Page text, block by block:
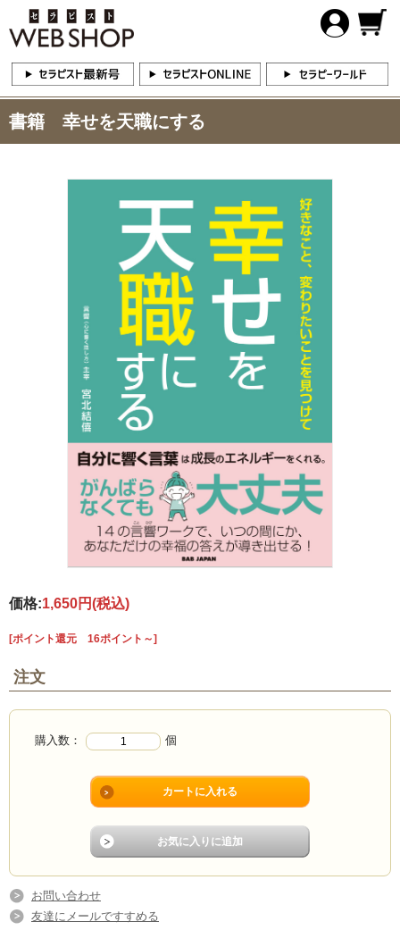
書籍 幸せを天職にする
価格:1,650円(税込)
[ポイント還元 16ポイント～]
注文
購入数： 個
お問い合わせ
友達にメールですすめる